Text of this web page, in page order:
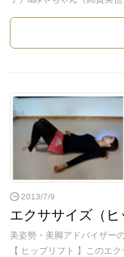
2013/7/9
エクササイズ（ヒ
美姿勢・美脚アドバイザー
【 ヒップリフト 】このエ